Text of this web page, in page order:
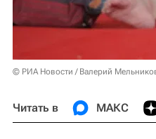
© РИА Новости / Валерий
Читать в МАКС